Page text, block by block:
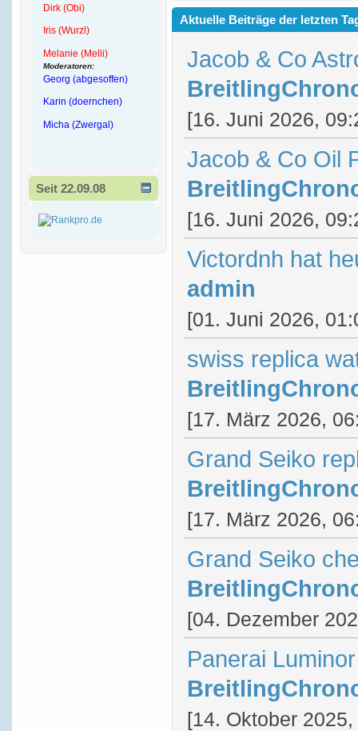
Dirk (Obi)
Iris (Wurzl)
Melanie (Melli)
Moderatoren:
Georg (abgesoffen)
Karin (doernchen)
Micha (Zwergal)
Seit 22.09.08
Aktuelle Beiträge der letzten
Jacob & Co
[16. Juni 2026,
Jacob & Co Oil
[16. Juni 2026,
Victordnh hat
admin
[01. Juni 2026,
swiss replica
[17. März 2026,
Grand Seiko
[17. März 2026,
Grand Seiko
[04. Dezember
Panerai
[14. Oktober